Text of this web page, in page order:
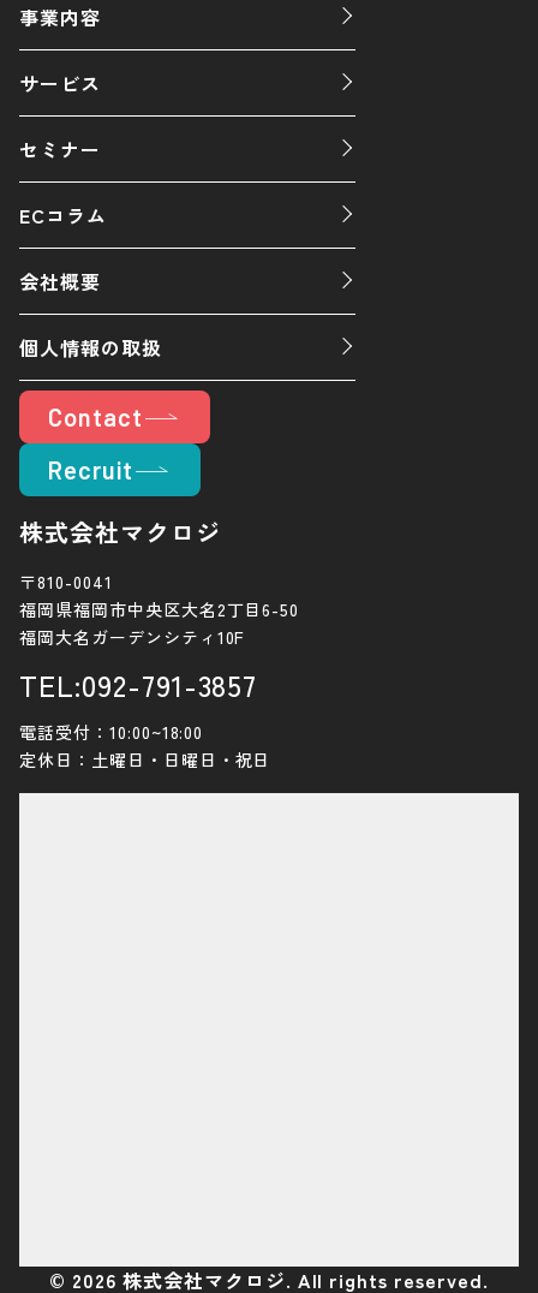
事業内容
サービス
セミナー
ECコラム
会社概要
個人情報の取扱
Contact
Recruit
株式会社マクロジ
〒810-0041
福岡県福岡市中央区大名2丁目6-50
福岡大名ガーデンシティ10F
TEL:092-791-3857
電話受付：10:00~18:00
定休日：土曜日・日曜日・祝日
© 2026 株式会社マクロジ. All rights reserved.